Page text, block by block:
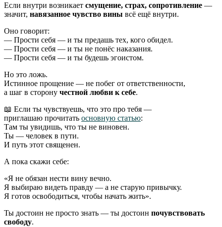
Если внутри возникает смущение, страх, сопротивление —
значит, навязанное чувство вины всё ещё внутри.
Оно говорит:
— Прости себя — и ты предашь тех, кого обидел.
— Прости себя — и ты не понёс наказания.
— Прости себя — и ты будешь эгоистом.
Но это ложь.
Истинное прощение — не побег от ответственности,
а шаг в сторону честной любви к себе.
📖 Если ты чувствуешь, что это про тебя —
приглашаю прочитать основную статью:
Там ты увидишь, что ты не виновен.
Ты — человек в пути.
И путь этот священен.
А пока скажи себе:
«Я не обязан нести вину вечно.
Я выбираю видеть правду — а не старую привычку.
Я готов освободиться, чтобы начать жить».
Ты достоин не просто знать — ты достоин почувствовать
свободу.